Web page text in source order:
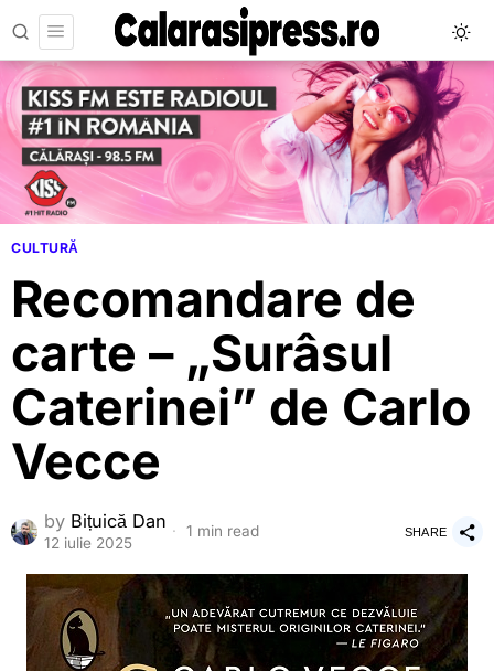
CULTURĂ
Recomandare de
carte – „Surâsul
Caterinei” de Carlo
Vecce
by Bițuică Dan
12 iulie 2025
1 min read SHARE